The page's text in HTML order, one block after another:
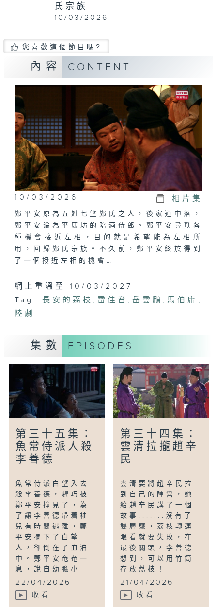
氏宗族
10/03/2026
您喜歡這個節目嗎?
內容 CONTENT
10/03/2026 相片集
鄭平安原為五姓七望鄭氏之人，後家道中落，
鄭平安淪為平康坊的陪酒侍郎。鄭平安尋覓各
種機會接近左相，目的就是希望能為左相所
用，回歸鄭氏宗族。不久前，鄭平安終於得到
了一個接近左相的機會…
網上重溫至 10/03/2027
Tag:
長安的荔枝 , 雷佳音 ,岳雲鵬 , 馬伯庸 ,
陸劇
集數 EPISODES
第三十五集：
魚常侍派人殺
李善德
魚常侍派白望入去
殺李善德，趕巧被
鄭平安撞見了，為
了讓李善德帶着袖
兒有時間逃離，鄭
平安攔下了白望
人，卻倒在了血泊
中。鄭平安奄奄一
息，說自幼膽小...
22/04/2026
收看
第三十四集：
雲清拉攏趙辛
民
雲清要將趙辛民拉
到自己的陣營，她
給趙辛民講了一個
故事.......沒有了
雙層甕，荔枝轉運
眼看就要失敗，在
最後關頭，李善德
想到，可以用竹筒
存放荔枝！
21/04/2026
收看